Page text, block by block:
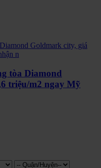
tòa Diamond
triệu/m2 ngay Mỹ